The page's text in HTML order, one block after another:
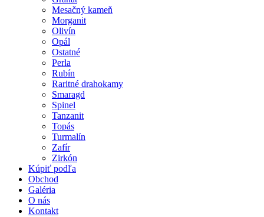
Mesačný kameň
Morganit
Olivín
Opál
Ostatné
Perla
Rubín
Raritné drahokamy
Smaragd
Spinel
Tanzanit
Topás
Turmalín
Zafír
Zirkón
Kúpiť podľa
Obchod
Galéria
O nás
Kontakt